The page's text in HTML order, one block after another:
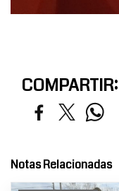
COMPARTIR:
Notas Relacionadas